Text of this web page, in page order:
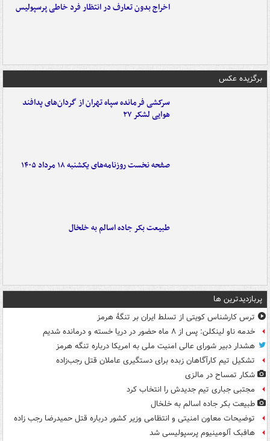
اخراج بدون تعارف در انتظار فرد خاطی پرسپولیس
برگزیده عکس
سرکشی فرمانده سپاه تهران از گردان‌های پدافند
هوایی لشکر ۲۷
صفحه نخست روزنامه‌های یکشنبه ۱۸ مرداد ۱۴۰۵
طبیعت بکر جاده اسالم به خلخال
پربازدیدترین ها
ترس کارشناس کویتی از تسلط ایران بر تنگۀ هرمز
خدمه ناو لینکلن: پس از ۸ ماه حضور در دریا خسته و درمانده‌ شدیم
هشدار دبیر شورای عالی امنیت ملی به امریکا درباره تنگه هرمز
تشکیل تیم کارآگاهان زبده برای دستگیری عاملان قتل رجب‌زاده
شکار تمساح در مالزی
مجتبی جباری تیم جدیدش را انتخاب کرد
طبیعت بکر جاده اسالم به خلخال
توضیحات معاون امنیتی و انتظامی وزیر کشور درباره قتل حمیدرضا رجب زاده
هافبک آلومینیوم پرسپولیسی شد